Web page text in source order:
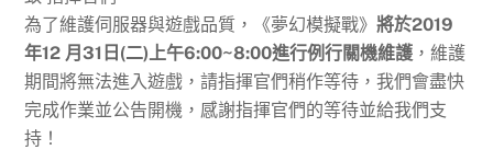
為了維護伺服器與遊戲品質，《夢幻模擬戰》將於2019
年12 月31日(二)上午6:00~8:00進行例行關機維護 ，維護
期間將無法進入遊戲，請指揮官們稍作等待，我們會盡快
完成作業並公告開機，感謝指揮官們的等待並給我們支
持！